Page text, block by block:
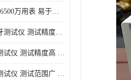
泰克DMM6500万用表 易于操作 操作简便
CBT32蓝牙测试仪 测试精度高 灵活性高 多功能性
CBT蓝牙测试仪 测试精度高 兼容性强 使用寿命较长
CBT蓝牙测试仪 测试范围广 稳定性好